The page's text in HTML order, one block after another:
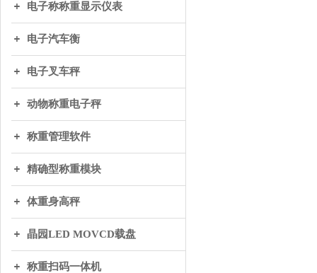
电子称称重显示仪表
电子汽车衡
电子叉车秤
动物称重电子秤
称重管理软件
精确型称重模块
体重身高秤
晶园LED MOVCD载盘
称重扫码一体机